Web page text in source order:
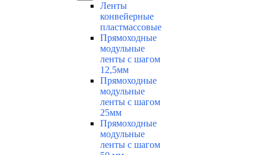
Ленты
конвейерные
пластмассовые
Прямоходные
модульные
ленты с шагом
12,5мм
Прямоходные
модульные
ленты с шагом
25мм
Прямоходные
модульные
ленты с шагом